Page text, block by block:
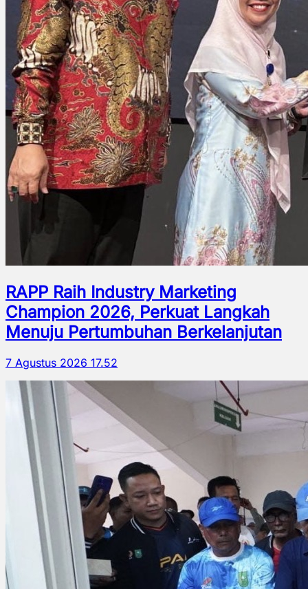
RAPP Raih Industry Marketing
Champion 2026, Perkuat Langkah
Menuju Pertumbuhan Berkelanjutan
7 Agustus 2026 17.52